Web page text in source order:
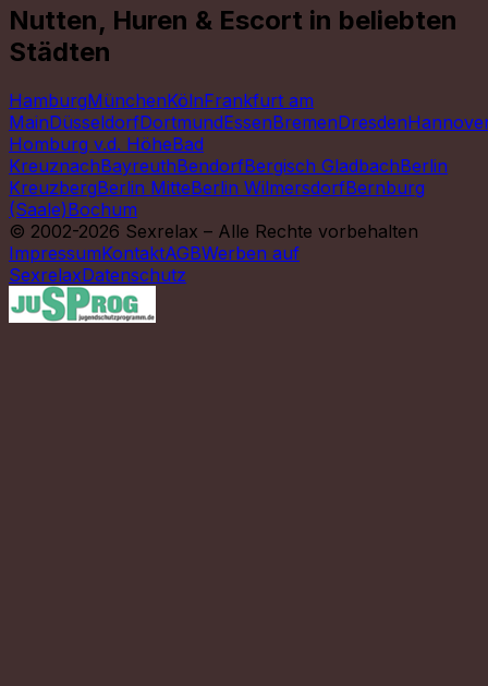
Nutten, Huren & Escort in beliebten
Städten
HamburgMünchenKölnFrankfurt am
MainDüsseldorfDortmundEssenBremenDresden
Homburg v.d. HöheBad
KreuznachBayreuthBendorfBergisch GladbachBerlin
KreuzbergBerlin MitteBerlin WilmersdorfBernburg
(Saale)Bochum
© 2002-2026 Sexrelax – Alle Rechte vorbehalten
ImpressumKontaktAGBWerben auf
SexrelaxDatenschutz